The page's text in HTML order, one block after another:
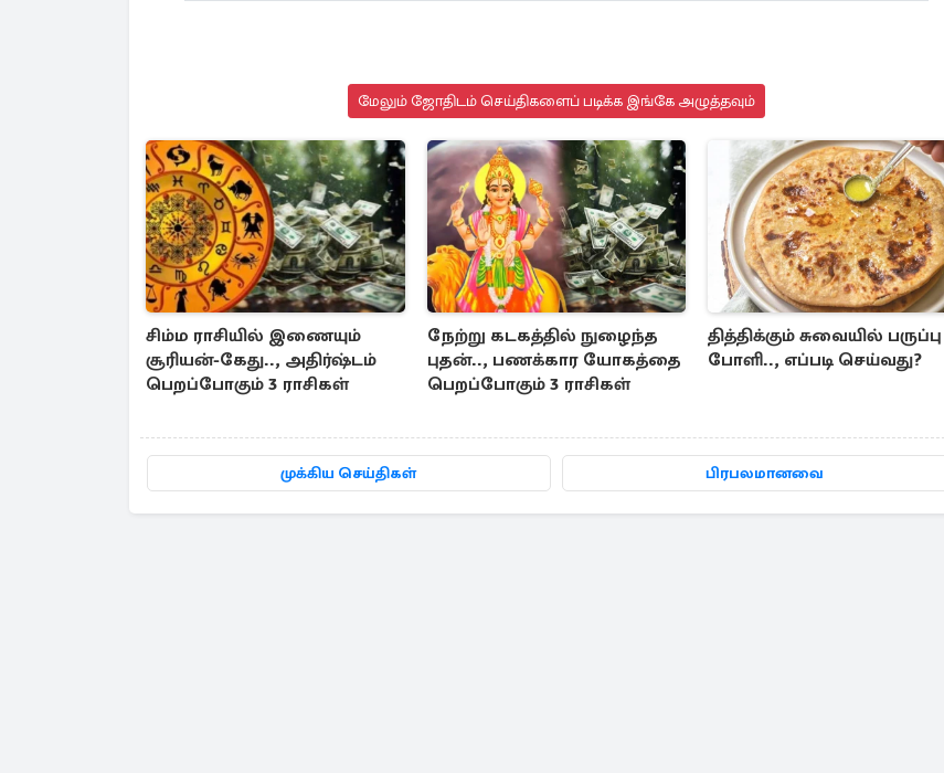
மேலும் ஜோதிடம் செய்திகளைப் படிக்க இங்கே அழுத்தவும்
சிம்ம ராசியில் இணையும்
சூரியன்-கேது.., அதிர்ஷ்டம்
பெறப்போகும் 3 ராசிகள்
நேற்று கடகத்தில் நுழைந்த
புதன்.., பணக்கார யோகத்தை
பெறப்போகும் 3 ராசிகள்
தித்திக்கும் சுவையில் பருப்பு
போளி.., எப்படி செய்வது?
முக்கிய செய்திகள் பிரபலமானவை